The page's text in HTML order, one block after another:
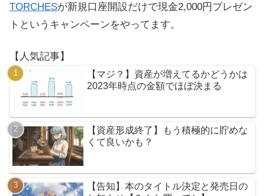
TORCHESが新規口座開設だけで現金2,000円プレゼン
トというキャンペーンをやってます。
【人気記事】
【マジ？】資産が増えてるかどうかは
2023年時点の金額でほぼ決まる
【資産形成終了】もう積極的に貯めな
くて良いかも？
【告知】本のタイトル決定と発売日の